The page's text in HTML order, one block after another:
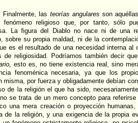
Finalmente, las teorías angulares son
religioso que, por tanto, sólo
La figura del Diablo no nace ni de una
sobre su propia maldad, ni de la
es el resultado de una necesidad interna al
de religiosidad. Podríamos también decir
esto es, no tiene existencia real, sino
fenoménica necesaria, ya que los
misma, por fuerza y obligadamente debían
de la religión el que ha sido,
se trata de un mero concepto para
una mera creación o proyección
de la religión, y una exigencia de la propia